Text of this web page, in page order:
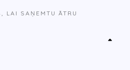
LAI SAŅEMTU ĀTRU